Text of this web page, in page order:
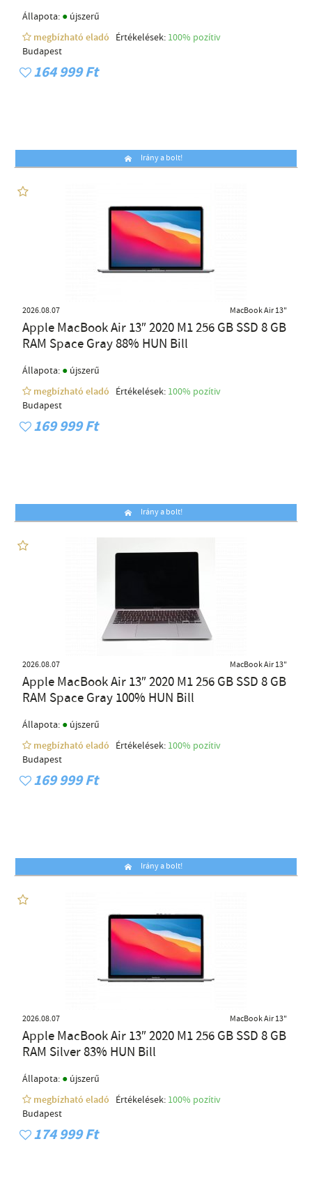
Állapota: ● újszerű
megbízható eladó
Értékelések: 100% pozítiv
Budapest
164 999 Ft
Irány a bolt!
2026.08.07 MacBook Air 13"
Apple MacBook Air 13″ 2020 M1 256 GB SSD 8 GB
RAM Space Gray 88% HUN Bill
Állapota: ● újszerű
megbízható eladó
Értékelések: 100% pozítiv
Budapest
169 999 Ft
Irány a bolt!
2026.08.07 MacBook Air 13"
Apple MacBook Air 13″ 2020 M1 256 GB SSD 8 GB
RAM Space Gray 100% HUN Bill
Állapota: ● újszerű
megbízható eladó
Értékelések: 100% pozítiv
Budapest
169 999 Ft
Irány a bolt!
2026.08.07 MacBook Air 13"
Apple MacBook Air 13″ 2020 M1 256 GB SSD 8 GB
RAM Silver 83% HUN Bill
Állapota: ● újszerű
megbízható eladó
Értékelések: 100% pozítiv
Budapest
174 999 Ft